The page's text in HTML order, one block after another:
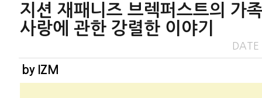
지션 재패니즈 브렉퍼스트의 가
사랑에 관한 강렬한 이야기
by IZM